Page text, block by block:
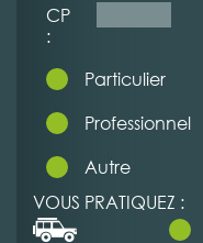
CP
:
Particulier
Professionnel
Autre
VOUS PRATIQUEZ :